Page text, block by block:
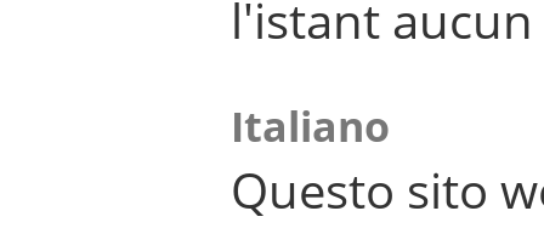
l'istant
Italiano
Questo sito